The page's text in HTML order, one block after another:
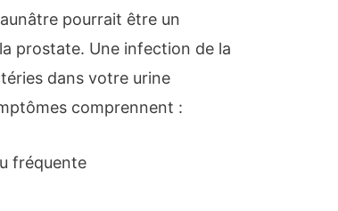
pourrait être un
prostate. Une infection de la
dans votre urine
comprennent :
fréquente